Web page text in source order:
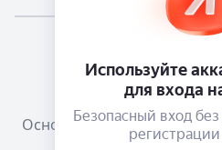
Телеграм
Основания размещения